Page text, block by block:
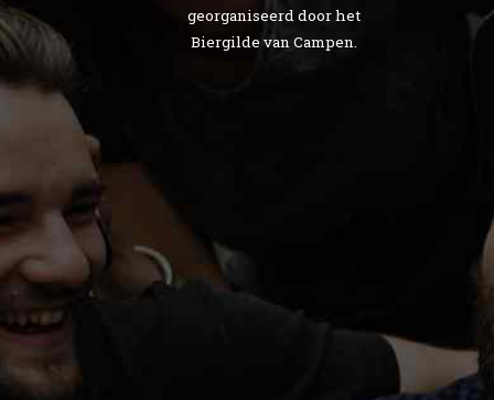
georganiseerd door het
Biergilde van Campen.